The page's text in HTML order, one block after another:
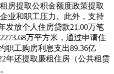
房提取公积金额度政策提取
业和职工压力。此外，支持
发放个人住房贷款21.00万笔
万平方米，通过申请住
职工购房利息支出89.36亿
年还提取廉租住房（公共租赁